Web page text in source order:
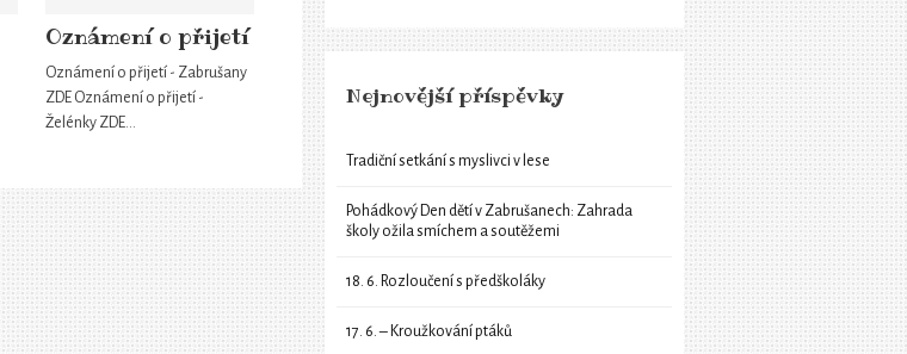
Oznámení o přijetí
Oznámení o přijetí - Zabrušany
ZDE Oznámení o přijetí -
Želénky ZDE…
Nejnovější příspěvky
Tradiční setkání s myslivci v lese
Pohádkový Den dětí v Zabrušanech: Zahrada
školy ožila smíchem a soutěžemi
18. 6. Rozloučení s předškoláky
17. 6. – Kroužkování ptáků